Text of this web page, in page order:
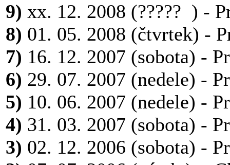
9) xx. 12. 2008 (????? ) -
8) 01. 05. 2008 (čtvrtek) -
7) 16. 12. 2007 (sobota) -
6) 29. 07. 2007 (nedele) -
5) 10. 06. 2007 (nedele) -
4) 31. 03. 2007 (sobota) -
3) 02. 12. 2006 (sobota) -